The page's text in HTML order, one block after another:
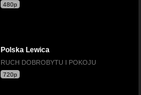
480p
Polska Lewica
RUCH DOBROBYTU I POKOJU
720p